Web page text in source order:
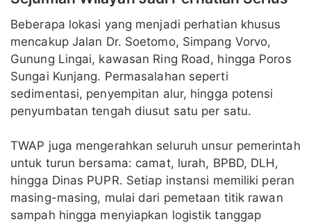
Beberapa lokasi yang menjadi perhatian khusus
mencakup Jalan Dr. Soetomo, Simpang Vorvo,
Gunung Lingai, kawasan Ring Road, hingga Poros
Sungai Kunjang. Permasalahan seperti
sedimentasi, penyempitan alur, hingga potensi
penyumbatan tengah diusut satu per satu.
TWAP juga mengerahkan seluruh unsur pemerintah
untuk turun bersama: camat, lurah, BPBD, DLH,
hingga Dinas PUPR. Setiap instansi memiliki peran
masing-masing, mulai dari pemetaan titik rawan
sampah hingga menyiapkan logistik tanggap